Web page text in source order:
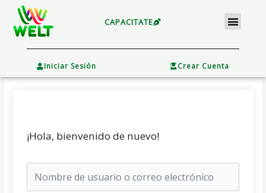
contenido
CAPACITATE Menu
Iniciar Sesión Crear Cuenta
¡Hola, bienvenido de nuevo!